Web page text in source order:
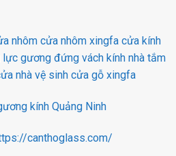
nhôm cửa nhôm xingfa cửa kính
lực gương đứng vách kính nhà tắm
nhà vệ sinh cửa gỗ xingfa
kính Quảng Ninh
canthoglass.com/